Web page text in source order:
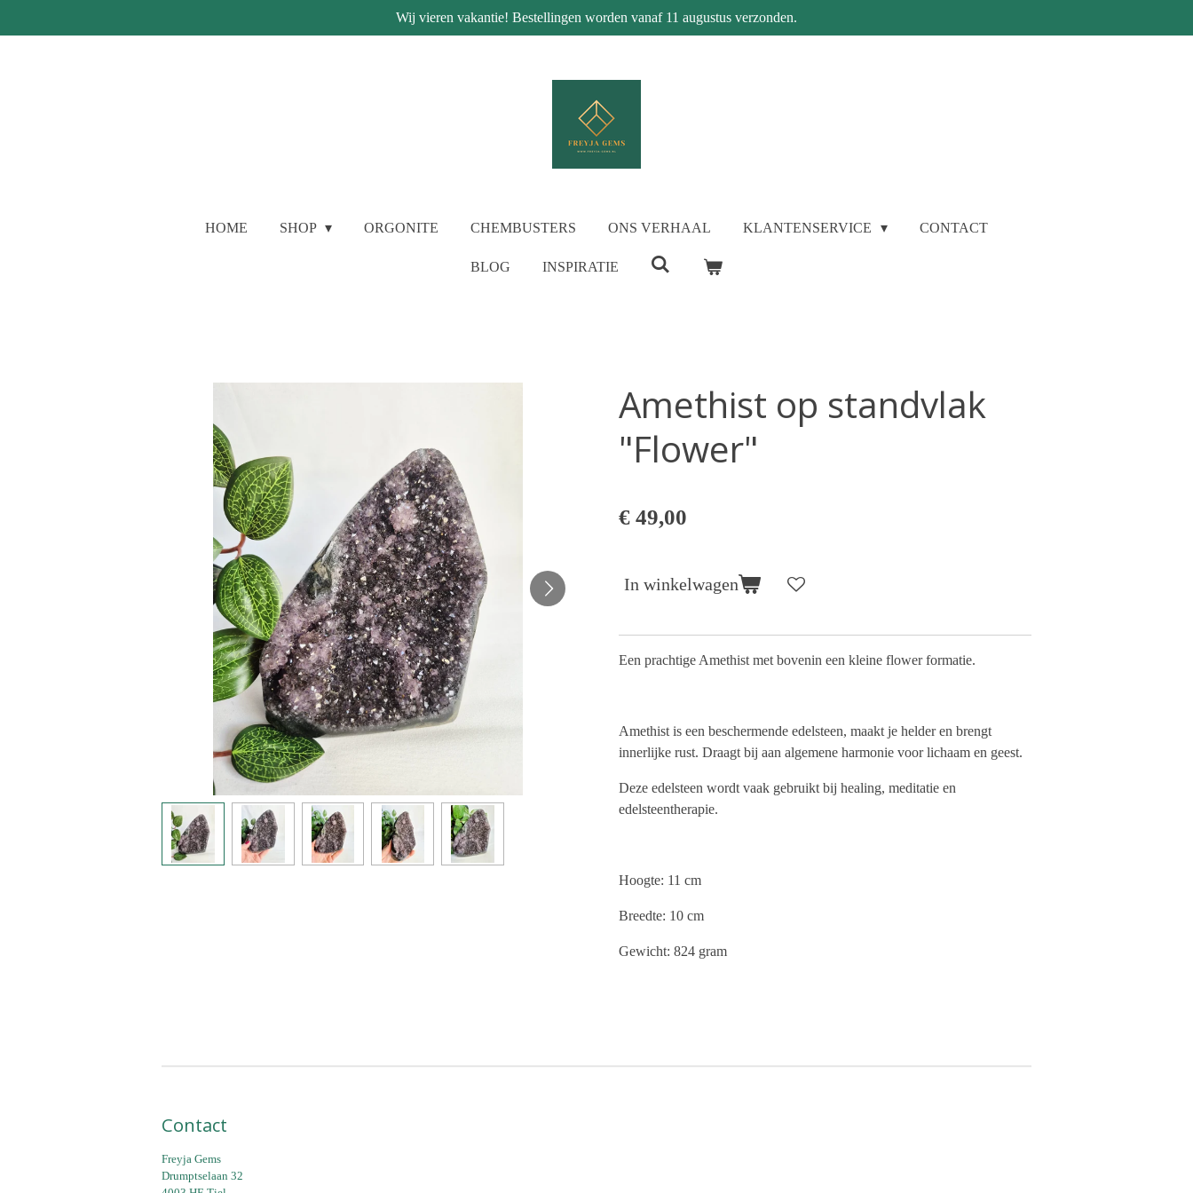
direct
Wij vieren vakantie! Bestellingen worden vanaf 11 augustus verzonden.
HOME SHOP ORGONITE CHEMBUSTERS ONS VERHAAL KLANTENSERVICE CONTACT
BLOG INSPIRATIE
Amethist op standvlak
"Flower"
€ 49,00
In winkelwagen
Een prachtige Amethist met bovenin een kleine flower formatie.
Amethist is een beschermende edelsteen, maakt je helder en brengt
innerlijke rust. Draagt bij aan algemene harmonie voor lichaam en geest.
Deze edelsteen wordt vaak gebruikt bij healing, meditatie en
edelsteentherapie.
Hoogte: 11 cm
Breedte: 10 cm
Gewicht: 824 gram
Contact
Freyja Gems
Drumptselaan 32